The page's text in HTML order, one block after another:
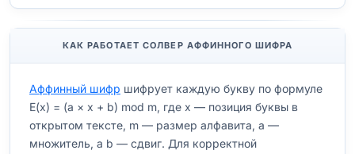
КАК РАБОТАЕТ СОЛВЕР АФФИННОГО ШИФРА
Аффинный шифр шифрует каждую букву по формуле
E(x) = (a × x + b) mod m, где x — позиция буквы в
открытом тексте, m — размер алфавита, a —
множитель, а b — сдвиг. Для корректной